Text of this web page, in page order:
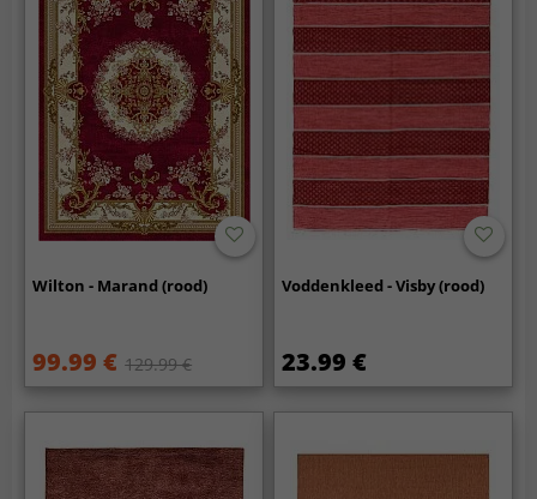
Wilton - Marand (rood)
99.99 € 129.99 €
Voddenkleed - Visby (rood)
23.99 €